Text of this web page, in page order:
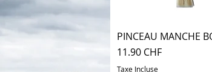
Aperçu
PINCEAU MANCHE
Prix
11.90 CHF
Taxe Incluse